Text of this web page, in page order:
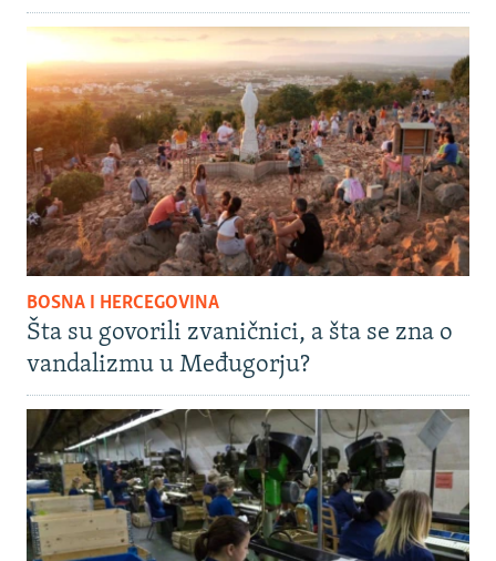
BOSNA I HERCEGOVINA
Šta su govorili zvaničnici, a šta se zna o
vandalizmu u Međugorju?